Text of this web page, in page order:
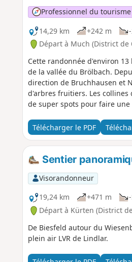
Professionnel du tourisme
14,29 km
+242 m
Départ à Much (District de
Cette randonnée d'environ
de la vallée du Brölbach.
direction de Bruchhausen et
d'arbres fruitiers. Les
de super spots pour faire
chemin fait un virage et te
Télécharger le PDF
Sentier
Visorandonneur
19,24 km
+471 m
Départ à Kürten (District
De Biesfeld autour du
plein air LVR de Lindlar.